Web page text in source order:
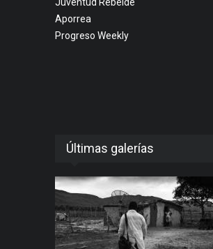
Aporrea
Progreso Weekly
Últimas galerías